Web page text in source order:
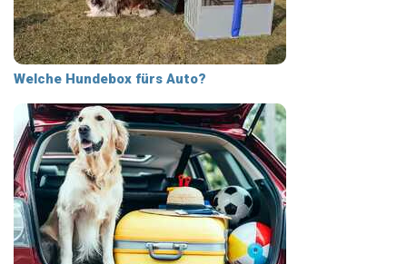
Welche Hundebox fürs Auto?